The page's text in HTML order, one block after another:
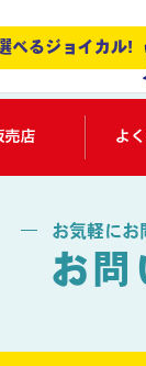
べるジョイカル!
紹介 販売店一
お気軽にお
お問